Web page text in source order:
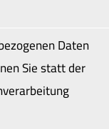
Daten
Sie statt der